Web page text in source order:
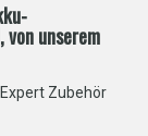
unserem
Zubehör